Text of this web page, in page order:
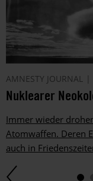
AMNESTY JOURNAL
Nuklearer
Immer wieder
Atomwaffen. Deren
auch in